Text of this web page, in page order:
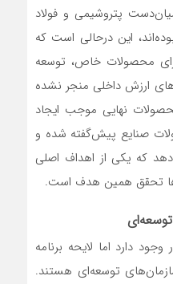
پتروشیمی و فولاد
این درحالی است که
محصولات خاص، توسعه
ارزش داخلی منجر نشده
نهایی موجب ایجاد
صنایع پیش‌گفته شده و
که یکی از اهداف اصلی
تحقق همین هدف است.
دارد اما لایحه برنامه
توسعه‌ای هستند.